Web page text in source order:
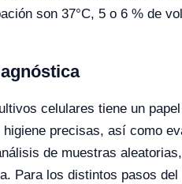
son 37°C, 5 o 6 % de
celulares tiene un
higiene precisas, así como
de muestras
Para los distintos pasos